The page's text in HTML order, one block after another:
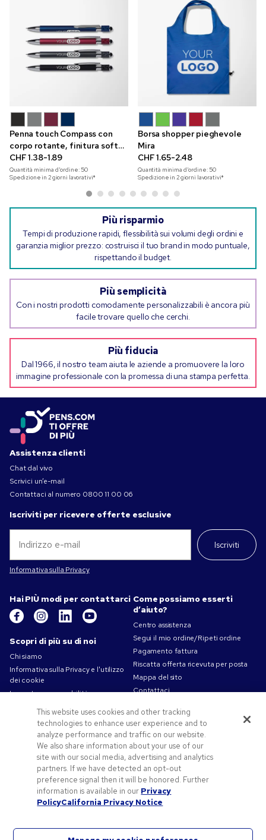
Penna touch Compass con
corpo rotante, finitura soft
touch e incisione
CHF 1.38-1.89
Quantità minima d'ordine: 50
Spedizione in 2 giorni lavorativi*
Borsa shopper pieghevole
Mira
CHF 1.65-2.48
Quantità minima d'ordine: 50
Spedizione in 2 giorni lavorativi*
Più risparmio
Tempi di produzione rapidi, flessibilità sui volumi degli ordini e
garanzia miglior prezzo: costruisci il tuo brand in modo puntuale,
rispettando il budget.
Più semplicità
Con i nostri prodotti comodamente personalizzabili è ancora più
facile trovare quello che cerchi.
Più fiducia
Dal 1966, il nostro team aiuta le aziende a promuovere la loro
immagine professionale con la promessa di una stampa perfetta.
Assistenza clienti
Chat dal vivo
Scrivici un’e-mail
Contattaci al numero 0800 11 00 06
Iscriviti per ricevere offerte esclusive
Iscriviti
Informativa sulla Privacy
Hai PIÙ modi per contattarci
Scopri di più su di noi
Chi siamo
Informativa sulla Privacy e l'utilizzo
dei cookie
La nostra responsabilità
Termini d'uso
Condizioni di vendita
Lavorare in Pens.com
Offerte e risorse
Gadget personalizzati
Codici promozionali e coupon
Spunti Grafici Personalizzazione
Come possiamo esserti
d’aiuto?
Centro assistenza
Segui il mio ordine/Ripeti ordine
Pagamento fattura
Riscatta offerta ricevuta per posta
Mappa del sito
Contattaci
This website uses cookies and other tracking
technologies to enhance user experience and to
analyze performance and traffic on our website.
We also share information about your use of our
site with our social media, advertising and analytics
partners. If we have detected an opt-out
preference signal then it will be honored. Further
information is available in our Privacy
PolicyCalifornia Privacy Notice